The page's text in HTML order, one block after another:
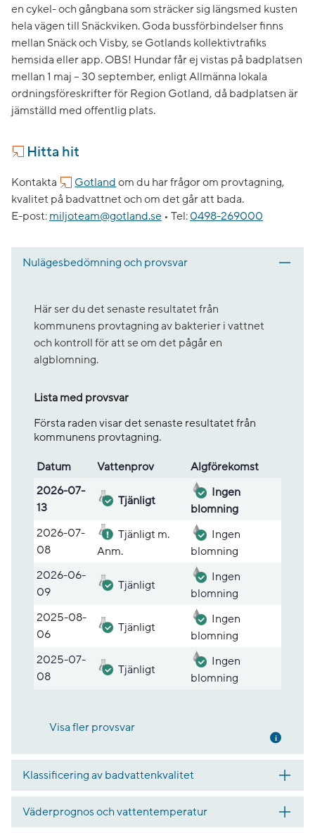
en cykel- och gångbana som sträcker sig längsmed kusten
hela vägen till Snäckviken. Goda bussförbindelser finns
mellan Snäck och Visby, se Gotlands kollektivtrafiks
hemsida eller app. OBS! Hundar får ej vistas på badplatsen
mellan 1 maj – 30 september, enligt Allmänna lokala
ordningsföreskrifter för Region Gotland, då badplatsen är
jämställd med offentlig plats.
Hitta hit
Kontakta Gotland om du har frågor om provtagning,
kvalitet på badvattnet och om det går att bada.
E-post: miljoteam@gotland.se • Tel: 0498-269000
Nulägesbedömning och provsvar
Här ser du det senaste resultatet från
kommunens provtagning av bakterier i vattnet
och kontroll för att se om det pågår en
algblomning.
Lista med provsvar
Första raden visar det senaste resultatet från
kommunens provtagning.
Lista med provsvar
Datum Vatten­prov
Alg­före­komst
2026-07-
13
Tjänligt
Ingen
blomning
2026-07-
08
Tjänligt m.
Anm.
Ingen
blomning
2026-06-
09
Tjänligt
Ingen
blomning
2025-08-
06
Tjänligt
Ingen
blomning
2025-07-
08
Tjänligt
Ingen
blomning
Visa fler provsvar Mer
Klassificering av badvattenkvalitet
Väderprognos och vattentemperatur